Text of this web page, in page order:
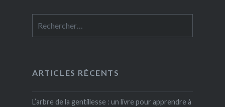
ARTICLES RÉCENTS
L’arbre de la gentillesse : un livre pour apprendre à